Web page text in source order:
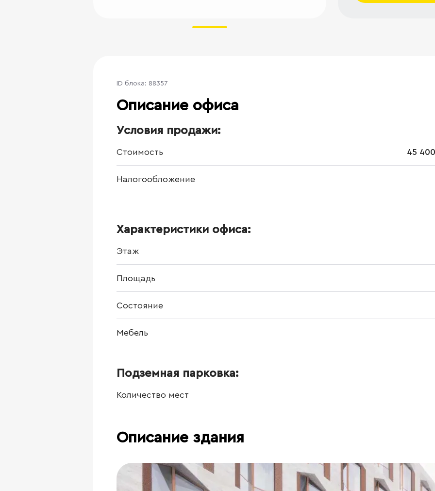
ID блока: 88357
Описание офиса
Условия продажи:
Стоимость 45
Налогообложение
Характеристики офиса:
Этаж
Площадь
Состояние
Мебель
Подземная парковка:
Количество мест
Описание здания